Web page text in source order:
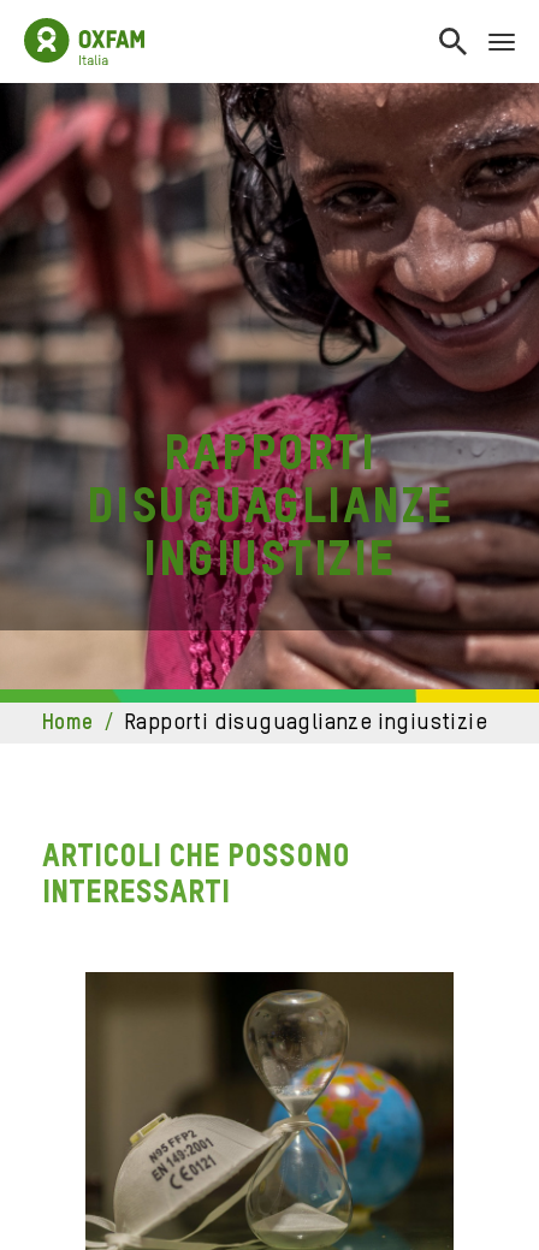
rapporti
disuguaglianze
ingiustizie
home / rapporti disuguaglianze ingiustizie
ARTICOLI CHE POSSONO
INTERESSARTI